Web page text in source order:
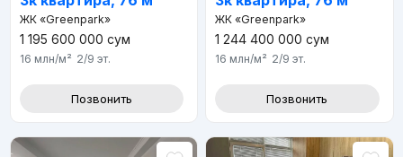
ЖК «Greenpark»
1 195 600 000 сум
16 млн/м² 2/9 эт.
Позвонить
ЖК «Greenpark»
1 244 400 000 сум
16 млн/м² 2/9 эт.
Позвонить